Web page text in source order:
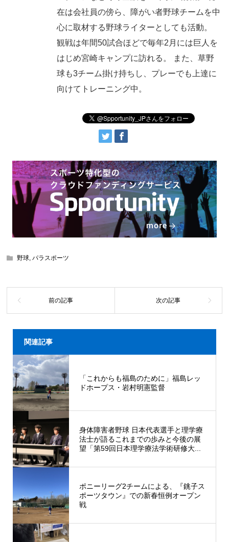
在は会社員の傍ら、障がい者野球チームを中
心に取材する野球ライターとしても活動。
観戦は年間50試合ほどで毎年2月には巨人を
はじめ宮崎キャンプに訪れる。 また、草野
球も3チーム掛け持ちし、プレーでも上達に
向けてトレーニング中。
野球,パラスポーツ
関連記事
「これからも福島のために」福島レッ
ドホープス・岩村明憲監督
身体障害者野球 日本代表選手と理学療
法士が語るこれまでの歩みと今後の展
望「第59回日本理学療法学術研修大...
ポニーリーグ2チームによる、『銚子ス
ポーツタウン』での新春恒例オープン
戦